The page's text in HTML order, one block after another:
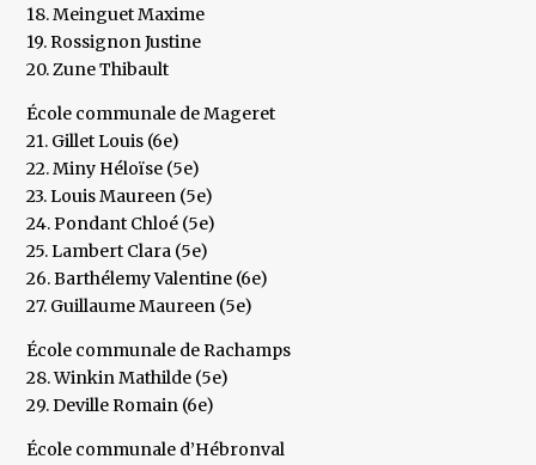
18. Meinguet Maxime
19. Rossignon Justine
20. Zune Thibault
École communale de Mageret
21. Gillet Louis (6e)
22. Miny Héloïse (5e)
23. Louis Maureen (5e)
24. Pondant Chloé (5e)
25. Lambert Clara (5e)
26. Barthélemy Valentine (6e)
27. Guillaume Maureen (5e)
École communale de Rachamps
28. Winkin Mathilde (5e)
29. Deville Romain (6e)
École communale d’Hébronval